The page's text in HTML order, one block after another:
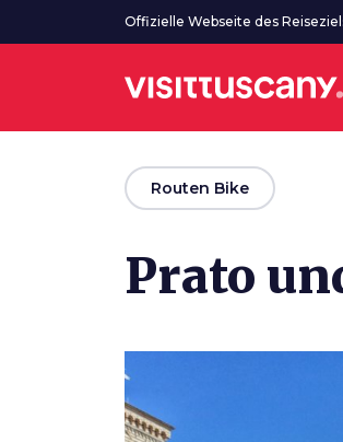
Zum HauptinhaltOffizielle Webseite des
arrow_backRouten Bike
Prato